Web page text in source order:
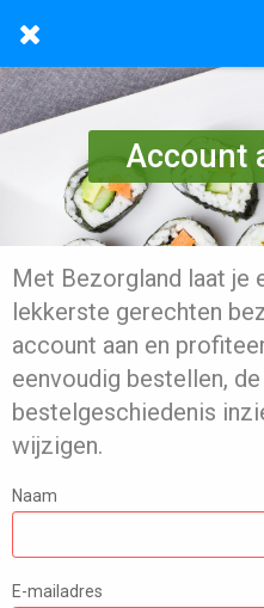
Account
Met Bezorgland laat je
lekkerste gerechten
account aan en
eenvoudig bestellen,
bestelgeschiedenis
wijzigen.
Naam
E-mailadres